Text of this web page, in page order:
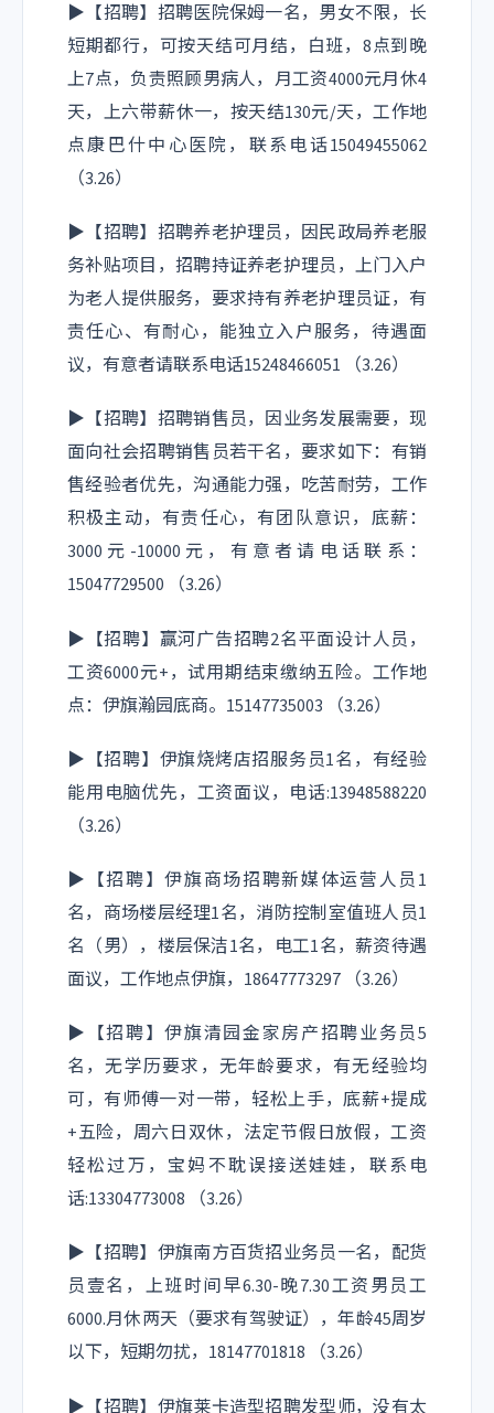
864*486
编码
Codec
(O264)
mystery
mystery
br:0.000-60.012 t:2.61 pg:1 s:lt->cy->pg
▶【招聘】招聘医院保姆一名，男女不限，长
短期都行，可按天结可月结，白班，8点到晚
上7点，负责照顾男病人，月工资4000元月休4
天，上六带薪休一，按天结130元/天，工作地
点康巴什中心医院，联系电话15049455062
（3.26）
▶【招聘】招聘养老护理员，因民政局养老服
务补贴项目，招聘持证养老护理员，上门入户
为老人提供服务，要求持有养老护理员证，有
责任心、有耐心，能独立入户服务，待遇面
议，有意者请联系电话15248466051 （3.26）
▶【招聘】招聘销售员，因业务发展需要，现
面向社会招聘销售员若干名，要求如下：有销
售经验者优先，沟通能力强，吃苦耐劳，工作
积极主动，有责任心，有团队意识，底薪：
3000元-10000元，有意者请电话联系：
15047729500 （3.26）
▶【招聘】赢河广告招聘2名平面设计人员，
工资6000元+，试用期结束缴纳五险。工作地
点：伊旗瀚园底商。15147735003 （3.26）
▶【招聘】伊旗烧烤店招服务员1名，有经验
能用电脑优先，工资面议，电话:13948588220
（3.26）
▶【招聘】伊旗商场招聘新媒体运营人员1
名，商场楼层经理1名，消防控制室值班人员1
名（男），楼层保洁1名，电工1名，薪资待遇
面议，工作地点伊旗，18647773297 （3.26）
▶【招聘】伊旗清园金家房产招聘业务员5
名，无学历要求，无年龄要求，有无经验均
可，有师傅一对一带，轻松上手，底薪+提成
+五险，周六日双休，法定节假日放假，工资
轻松过万，宝妈不耽误接送娃娃，联系电
话:13304773008 （3.26）
▶【招聘】伊旗南方百货招业务员一名，配货
员壹名，上班时间早6.30-晚7.30工资男员工
6000.月休两天（要求有驾驶证），年龄45周岁
以下，短期勿扰，18147701818 （3.26）
▶【招聘】伊旗莱卡造型招聘发型师，没有太